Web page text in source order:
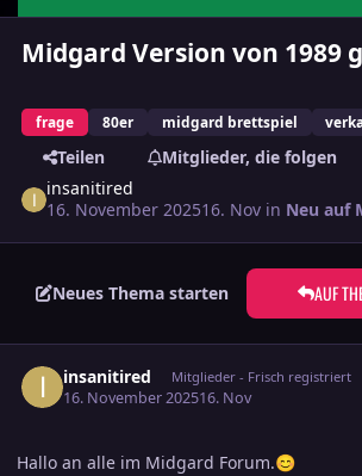
Midgard Version von 1989
frage 80er midgard brettspiel
Teilen
Mitglieder, die folgen
insanitired
16. November 202516. Nov in Neu auf
Neues Thema starten AUF
insanitired Mitglieder - Frisch registriert
16. November 202516. Nov
Hallo an alle im Midgard Forum.😊